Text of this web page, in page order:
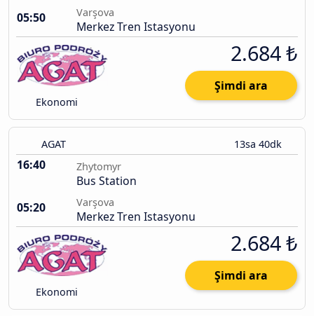
05:50
Varşova
Merkez Tren Istasyonu
Ekonomi
2.684 ₺
Şimdi ara
AGAT 13sa 40dk
16:40 Zhytomyr
Bus Station
05:20
Varşova
Merkez Tren Istasyonu
Ekonomi
2.684 ₺
Şimdi ara